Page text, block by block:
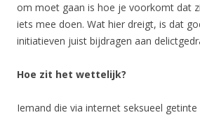
om moet gaan is hoe je voorkomt dat
iets mee doen. Wat hier dreigt, is dat
initiatieven juist bijdragen aan
Hoe zit het wettelijk?
Iemand die via internet seksueel